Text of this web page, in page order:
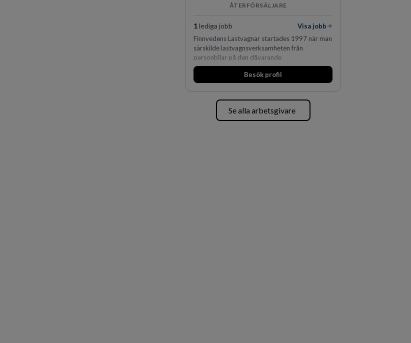
ÅTERFÖRSÄLJARE
1lediga jobb
Visa jobb
Finnvedens Lastvagnar startades 1997 när man
särskilde lastvagnsverksamheten från
personbilar på den dåvarande
huvudanläggningen i Värnamo. Sedan dess har
man expanderat kraftigt genom ett antal
Lastvagnar och finns representerade på 20
orter i södra Sverige.
Besök profil
Se alla arbetsgivare